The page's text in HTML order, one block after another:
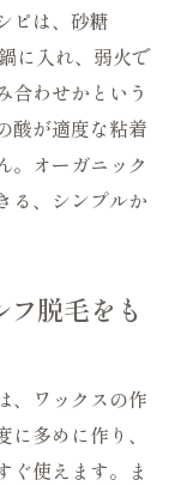
ピは、砂糖
に入れ、弱火で
合わせかという
酸が適度な粘着
。オーガニック
る、シンプルか
脱毛をも
、ワックスの作
多めに作り、
ぐ使えます。ま